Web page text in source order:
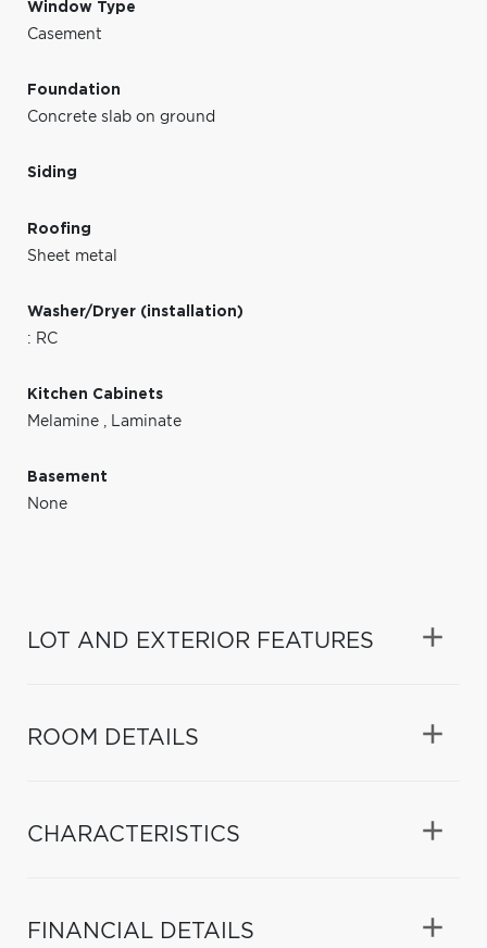
Window Type
Casement
Foundation
Concrete slab on ground
Siding
Roofing
Sheet metal
Washer/Dryer (installation)
: RC
Kitchen Cabinets
Melamine , Laminate
Basement
None
LOT AND EXTERIOR FEATURES
ROOM DETAILS
CHARACTERISTICS
FINANCIAL DETAILS